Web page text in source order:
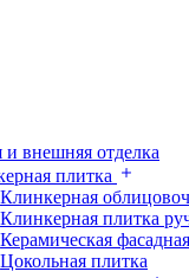
и внешняя отделка
плитка
Клинкерная
Клинкерная плитка
Керамическая
Цокольная плитка